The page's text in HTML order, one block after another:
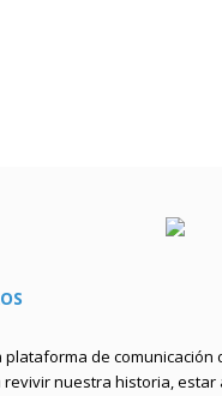
plataforma de comunicación
nuestra historia, estar